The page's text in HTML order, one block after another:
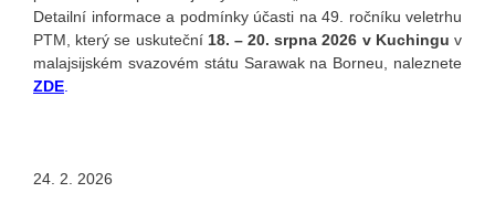
Detailní informace a podmínky účasti na 49. ročníku veletrhu
PTM, který se uskuteční 18. – 20. srpna 2026 v Kuchinguv
malajsijském svazovém státu Sarawak na Borneu, naleznete
ZDE
24. 2. 2026